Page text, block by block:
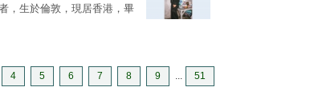
，生於倫敦，現居香港，畢
4 5 6 7 8 9 ... 51